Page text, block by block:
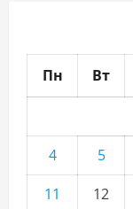
Пн Вт
4
5
11
12